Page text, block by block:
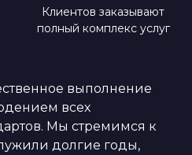
Клиентов заказывают
полный комплекс услуг
выполнение
всех
Мы стремимся к
долгие годы,